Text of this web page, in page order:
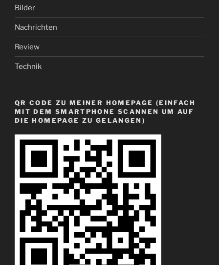
Bilder
Nachrichten
Review
Technik
QR CODE ZU MEINER HOMEPAGE (EINFACH
MIT DEM SMARTPHONE SCANNEN UM AUF
DIE HOMEPAGE ZU GELANGEN)